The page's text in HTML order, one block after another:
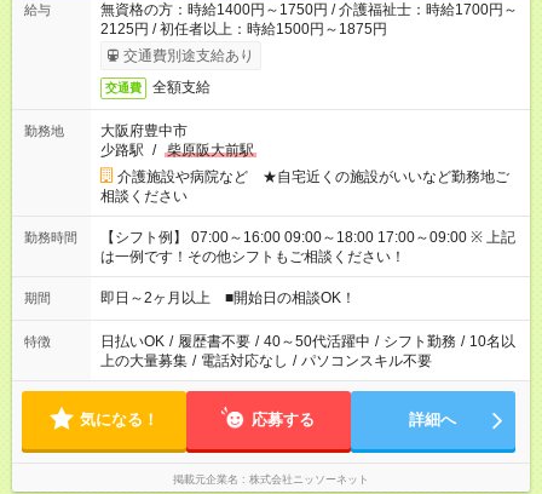
給与
無資格の方：時給1400円～1750円 / 介護福祉士：時給1700円～
2125円 / 初任者以上：時給1500円～1875円
交通費別途支給あり
交通費 全額支給
勤務地
大阪府豊中市
少路駅 / 柴原阪大前駅
介護施設や病院など ★自宅近くの施設がいいなど勤務地ご
相談ください
勤務時間
【シフト例】 07:00～16:00 09:00～18:00 17:00～09:00 ※ 上記
は一例です！その他シフトもご相談ください！
期間 即日～2ヶ月以上 ■開始日の相談OK！
特徴 日払いOK / 履歴書不要 / 40～50代活躍中 / シフト勤務 / 10名以
上の大量募集 / 電話対応なし / パソコンスキル不要
気になる！ 応募する 詳細へ
掲載元企業名 株式会社ニッソーネット